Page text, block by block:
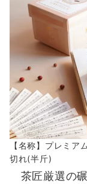
【名称】プレミ
切れ(半斤)
茶匠厳選の